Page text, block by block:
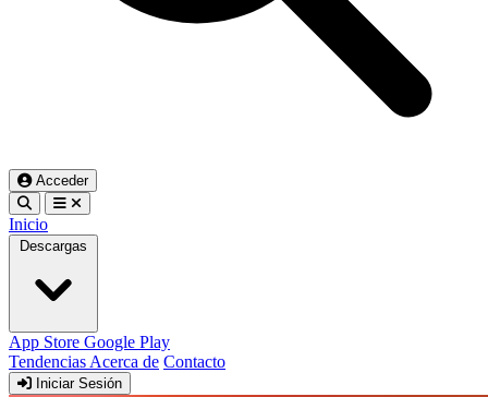
Acceder
Inicio
Descargas
App Store Google Play
Tendencias Acerca de Contacto
Iniciar Sesión